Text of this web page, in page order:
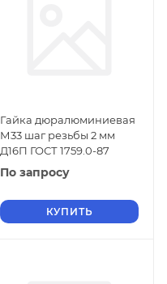
Гайка дюралюминиевая
М33 шаг резьбы 2 мм
Д16П ГОСТ 1759.0-87
По запросу
КУПИТЬ